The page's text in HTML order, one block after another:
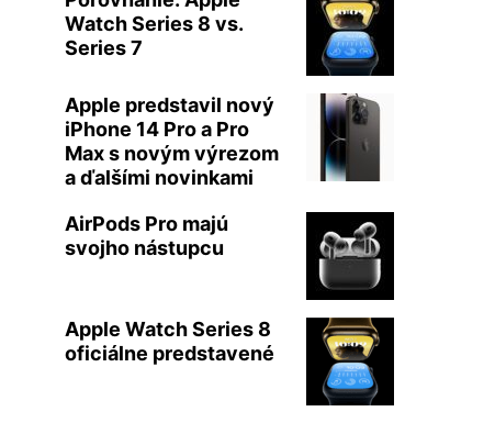
Watch Series 8 vs.
Series 7
Apple predstavil nový
iPhone 14 Pro a Pro
Max s novým výrezom
a ďalšími novinkami
AirPods Pro majú
svojho nástupcu
Apple Watch Series 8
oficiálne predstavené